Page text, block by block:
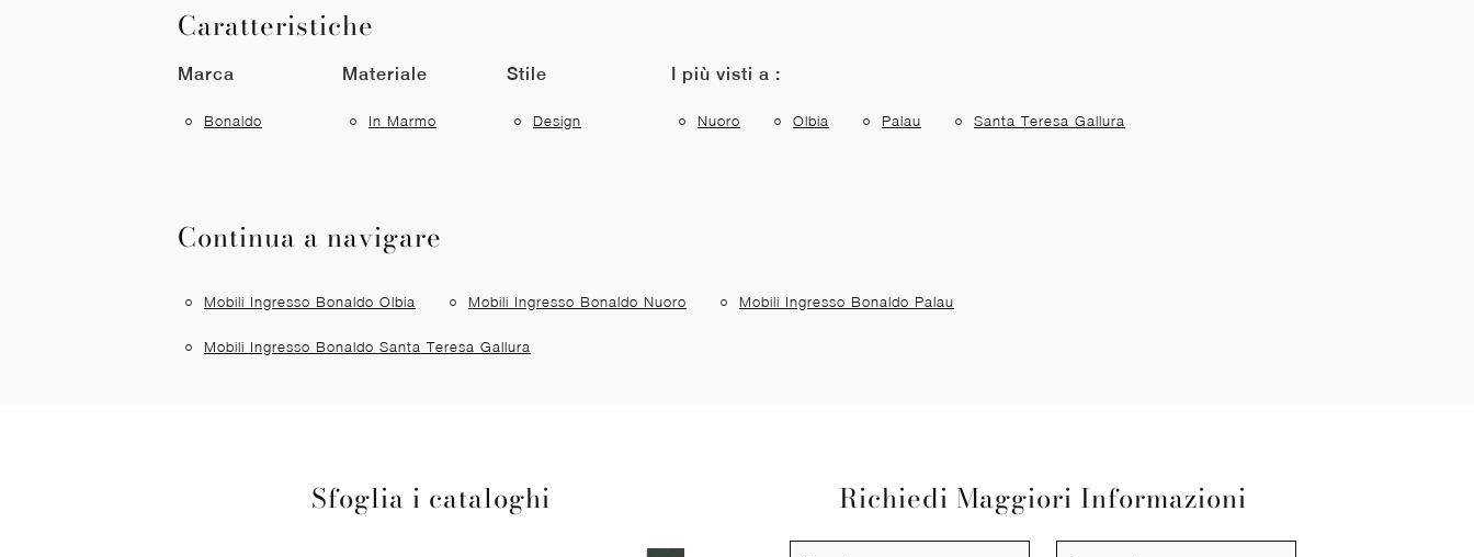
Caratteristiche
Marca
Bonaldo
Materiale
In Marmo
Stile
Design
I più visti a :
Nuoro Olbia Palau Santa Teresa Gallura
Continua a navigare
Mobili Ingresso Bonaldo Olbia Mobili Ingresso Bonaldo Nuoro Mobili Ingresso Bonaldo Palau
Mobili Ingresso Bonaldo Santa Teresa Gallura
Sfoglia i cataloghi Richiedi Maggiori Informazioni